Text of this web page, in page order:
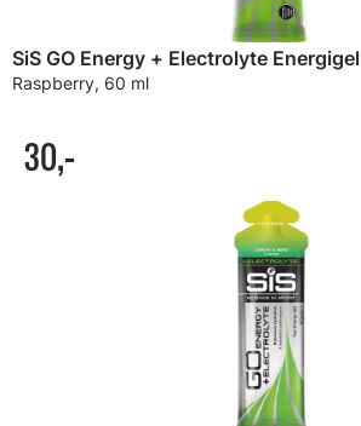
SiS GO Energy + Electrolyte Energigel
Raspberry, 60 ml
30,-